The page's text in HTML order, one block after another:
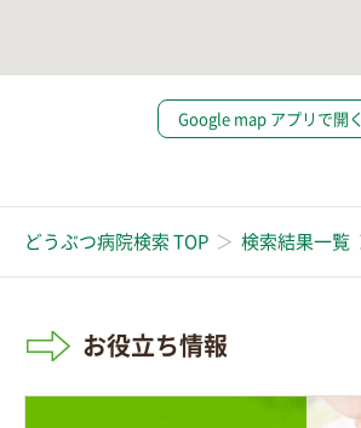
Google map アプリで開く
どうぶつ病院検索 TOP 検索結果一覧
お役立ち情報